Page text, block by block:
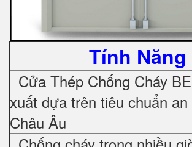
Tính Năng
Cửa Thép Chống Cháy
xuất dựa trên tiêu chuẩn
Châu Âu